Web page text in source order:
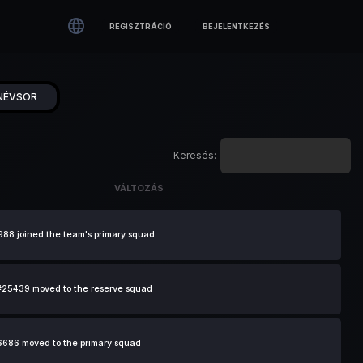
 REGISZTRÁCIÓ BEJELENTKEZÉS
Keresés:
VÁLTOZÁS
VÁLTOZÁS
joined the team's primary squad
moved to the reserve squad
moved to the primary squad